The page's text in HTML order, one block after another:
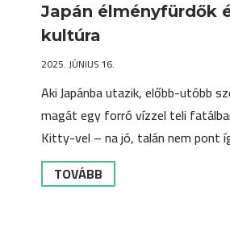
Japán élményfürdők
kultúra
2025. JÚNIUS 16.
Aki Japánba utazik, előbb-utóbb
magát egy forró vízzel teli
Kitty-vel – na jó, talán nem pont
TOVÁBB